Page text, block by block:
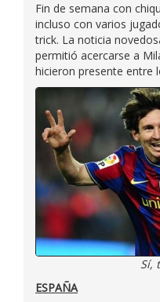
Fin de semana con
incluso con varios
trick. La noticia
permitió acercarse a
hicieron presente entre
Sí,
ESPAÑA